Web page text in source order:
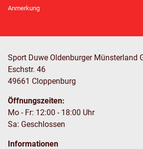
Anmerkung
Sport Duwe Oldenburger Münsterland
Eschstr. 46
49661 Cloppenburg
Öffnungszeiten:
Mo - Fr: 12:00 - 18:00 Uhr
Sa: Geschlossen
Informationen